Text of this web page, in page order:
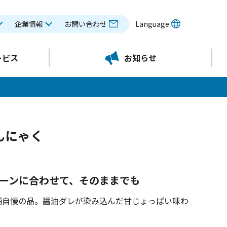
企業情報 お問い合わせ Language
ス お知らせ
ゃく
ンに合わせて、そのままでも
慢の品。醤油ダレが染み込んだ甘じょっぱい味わ